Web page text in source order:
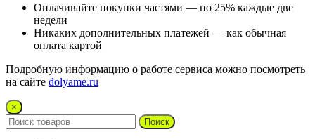
Оплачивайте покупки частями — по 25% каждые две
недели
Никаких дополнительных платежей — как обычная
оплата картой
Подробную информацию о работе сервиса можно посмотреть
на сайте dolyame.ru
×
Поиск